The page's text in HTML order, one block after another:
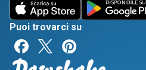
Puoi trovarci su